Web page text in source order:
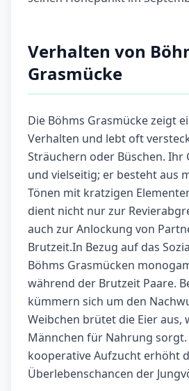
Verhalten von
Grasmücke
Die Böhms Grasmücke zeigt
Verhalten und lebt oft
Sträuchern oder Büschen. Ihr
und vielseitig; er besteht aus
Tönen mit kratzigen
dient nicht nur zur
auch zur Anlockung von
Brutzeit.In Bezug auf das
Böhms Grasmücken
während der Brutzeit Paare.
kümmern sich um den
Weibchen brütet die Eier aus,
Männchen für Nahrung sorgt.
kooperative Aufzucht erhöht
Überlebenschancen der